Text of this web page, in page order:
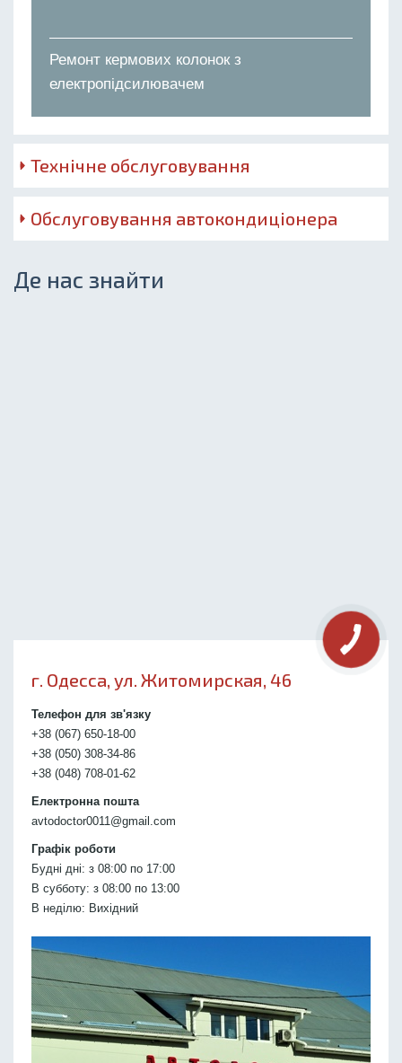
Ремонт кермових колонок з
електропідсилювачем
Технічне обслуговування
Обслуговування автокондиціонера
Де нас знайти
г. Одесса, ул. Житомирская, 46
Телефон для зв'язку
+38 (067) 650-18-00
+38 (050) 308-34-86
+38 (048) 708-01-62
Електронна пошта
avtodoctor0011@gmail.com
Графік роботи
Будні дні: з 08:00 по 17:00
В субботу: з 08:00 по 13:00
В неділю: Вихідний